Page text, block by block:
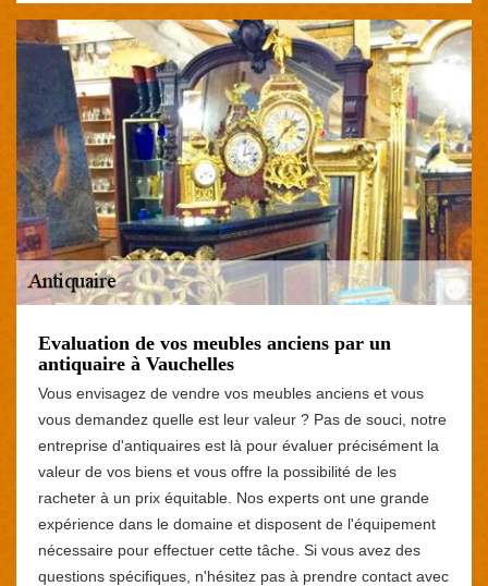
Evaluation de vos meubles anciens par un
antiquaire à Vauchelles
Vous envisagez de vendre vos meubles anciens et vous
vous demandez quelle est leur valeur ? Pas de souci, notre
entreprise d'antiquaires est là pour évaluer précisément la
valeur de vos biens et vous offre la possibilité de les
racheter à un prix équitable. Nos experts ont une grande
expérience dans le domaine et disposent de l'équipement
nécessaire pour effectuer cette tâche. Si vous avez des
questions spécifiques, n'hésitez pas à prendre contact avec